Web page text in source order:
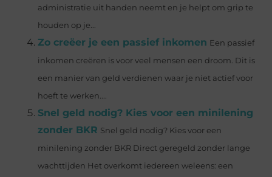
administratie uit handen neemt en je helpt om grip te
houden op je...
Zo creëer je een passief inkomen Een passief
inkomen creëren is voor veel mensen een droom. Dit is
een manier van geld verdienen waar je niet actief voor
hoeft te werken....
Snel geld nodig? Kies voor een minilening
zonder BKR Snel geld nodig? Kies voor een
minilening zonder BKR Direct geregeld zonder lange
wachttijden Het overkomt iedereen weleens: een